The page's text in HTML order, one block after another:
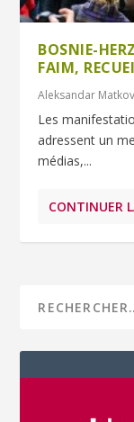
BOSNIE-
FAIM,
Aleksandar
Les
adressent un
médias,...
CONTINUER